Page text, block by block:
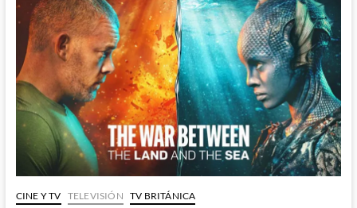
CINE Y TV TELEVISIÓN TV BRITÁNICA